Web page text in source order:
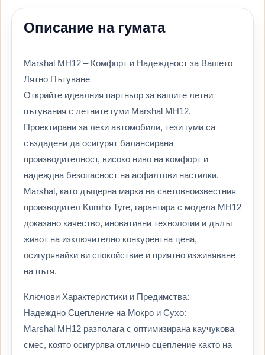
Описание на гумата
Marshal MH12 – Комфорт и Надеждност за Вашето
Лятно Пътуване
Открийте идеалния партньор за вашите летни
пътувания с летните гуми Marshal MH12.
Проектирани за леки автомобили, тези гуми са
създадени да осигурят балансирана
производителност, високо ниво на комфорт и
надеждна безопасност на асфалтови настилки.
Marshal, като дъщерна марка на световноизвестния
производител Kumho Tyre, гарантира с модела MH12
доказано качество, иновативни технологии и дълъг
живот на изключително конкурентна цена,
осигурявайки ви спокойствие и приятно изживяване
на пътя.
Ключови Характеристики и Предимства:
Надеждно Сцепление на Мокро и Сухо:
Marshal MH12 разполага с оптимизирана каучукова
смес, която осигурява отлично сцепление както на